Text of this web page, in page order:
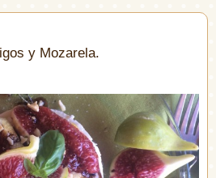
y Mozarela.